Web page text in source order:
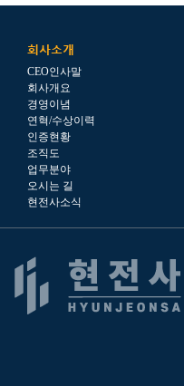
회사소개
CEO인사말
회사개요
경영이념
연혁/수상이력
인증현황
조직도
업무분야
오시는 길
현전사소식